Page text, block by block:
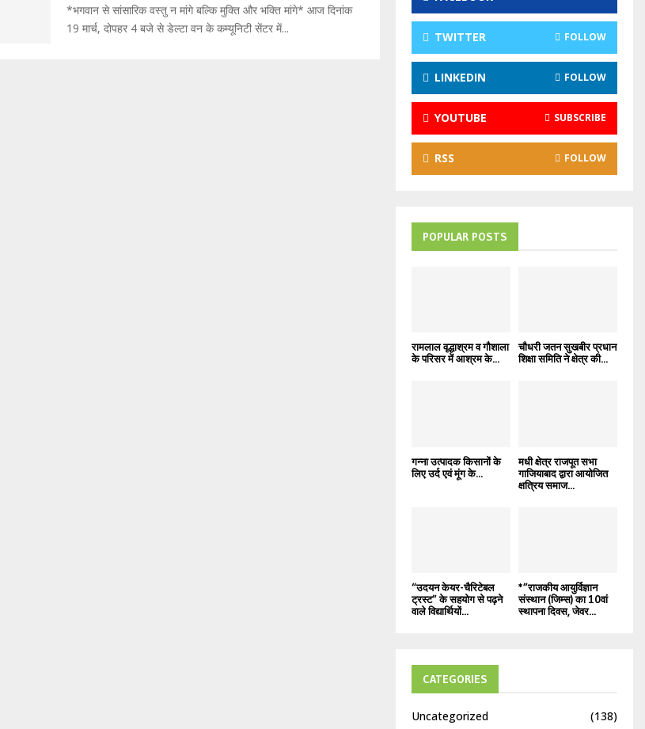
*भगवान से सांसारिक वस्तु न मांगे बल्कि मुक्ति और भक्ति मांगे* आज दिनांक
19 मार्च, दोपहर 4 बजे से डेल्टा वन के कम्यूनिटी सेंटर में...
:
C
H
TWITTER FOLLOW
LINKEDIN FOLLOW
YOUTUBE SUBSCRIBE
RSS FOLLOW
POPULAR POSTS
रामलाल वृद्धाश्रम व गौशाला
के परिसर में आश्रम के...
चौधरी जतन सुखबीर प्रधान
शिक्षा समिति ने क्षेत्र की...
गन्ना उत्पादक किसानों के
लिए उर्द एवं मूंग के...
मधी क्षेत्र राजपूत सभा
गाजियाबाद द्वारा आयोजित
क्षत्रिय समाज...
“उदयन केयर-चैरिटेबल
ट्रस्ट” के सहयोग से पढ़ने
वाले विद्यार्थियों...
*”राजकीय आयुर्विज्ञान
संस्थान (जिम्स) का 10वां
स्थापना दिवस, जेवर...
CATEGORIES
Uncategorized
(138)